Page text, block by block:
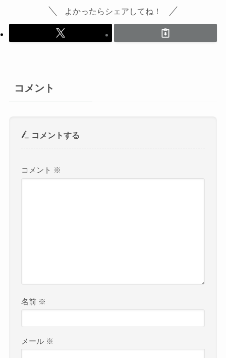
よかったらシェアしてね！
コメント
コメントする
コメント ※
名前 ※
メール ※